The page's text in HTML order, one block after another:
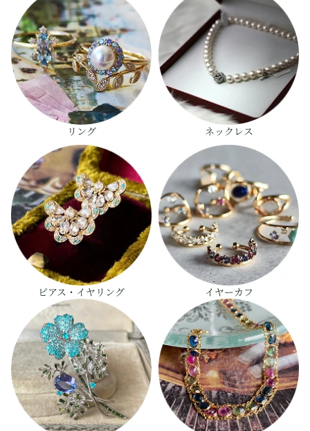
リング ネックレス
ピアス・イヤリング イヤーカフ